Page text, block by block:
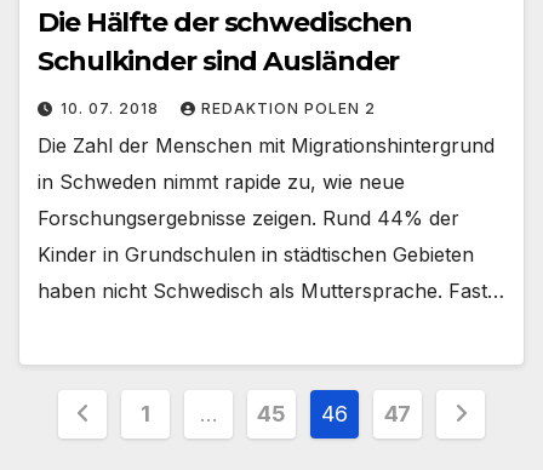
Die Hälfte der schwedischen
Schulkinder sind Ausländer
10. 07. 2018 REDAKTION POLEN 2
Die Zahl der Menschen mit Migrationshintergrund
in Schweden nimmt rapide zu, wie neue
Forschungsergebnisse zeigen. Rund 44% der
Kinder in Grundschulen in städtischen Gebieten
haben nicht Schwedisch als Muttersprache. Fast…
Seitennummerierung
1 … 45 46 47